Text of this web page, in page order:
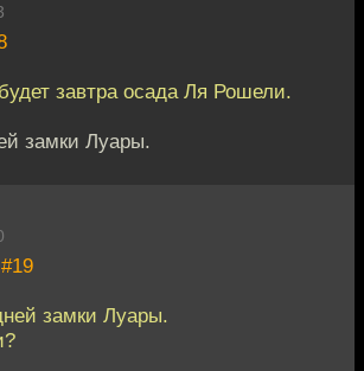
завтра осада Ля Рошели.
замки Луары.
#19
замки Луары.